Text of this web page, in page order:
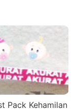
Pack Kehamilan